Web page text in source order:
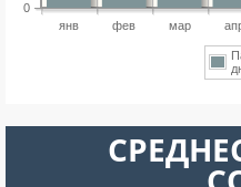
янв фев мар
0